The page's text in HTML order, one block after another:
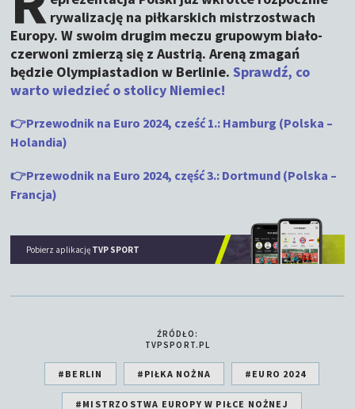
rywalizację na piłkarskich mistrzostwach
Europy. W swoim drugim meczu grupowym biało-
czerwoni zmierzą się z Austrią. Areną zmagań
będzie Olympiastadion w Berlinie.Sprawdź, co
warto wiedzieć o stolicy Niemiec!
👉Przewodnik na Euro 2024, cześć 1.: Hamburg (Polska –
Holandia)
👉Przewodnik na Euro 2024, część 3.: Dortmund (Polska –
Francja)
Pobierz aplikację TVP SPORT
ŹRÓDŁO:
TVPSPORT.PL
#BERLIN #PIŁKA NOŻNA #EURO 2024
#MISTRZOSTWA EUROPY W PIŁCE NOŻNEJ